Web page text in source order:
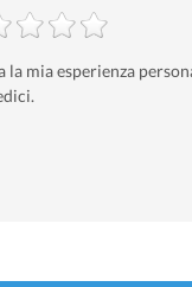
mia esperienza